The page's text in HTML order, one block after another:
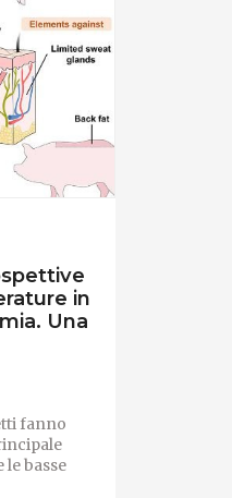
in
Una
fanno
basse